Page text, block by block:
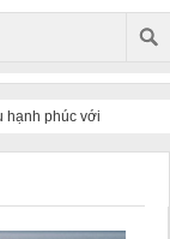
hạnh phúc với